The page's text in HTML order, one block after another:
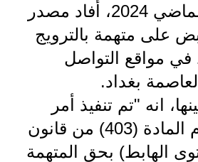
المرحلة المتوسطة
المرحلة الاعدادية
كتب مدرسية
المرحلة الابتدائية
المرحلة المتوسطة
وفي شهر أب الماضي 2024، أفاد مصدر
على متهمة بالترويج
في مواقع التواصل
بغداد.
انه "تم تنفيذ أمر
قبض وفق احكام المادة (403) من قانون
الهابط) بحق المتهمة